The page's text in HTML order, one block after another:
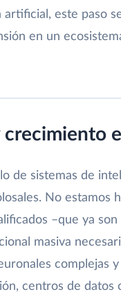
este paso
en un
de sistemas de
No estamos
–que ya
masiva
complejas
centros de datos